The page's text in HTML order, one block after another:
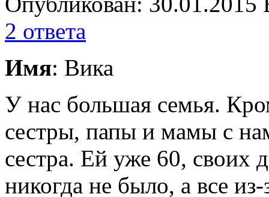
2 ответа
Имя: Вика
У нас большая семья.
сестры, папы и мамы с
сестра. Ей уже 60, своих
никогда не было, а все